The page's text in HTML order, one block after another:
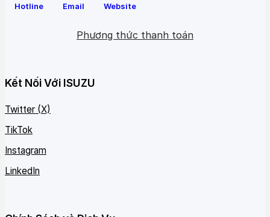
Hotline Email Website
Phương thức thanh toán
Kết Nối Với ISUZU
Twitter (X)
TikTok
Instagram
LinkedIn